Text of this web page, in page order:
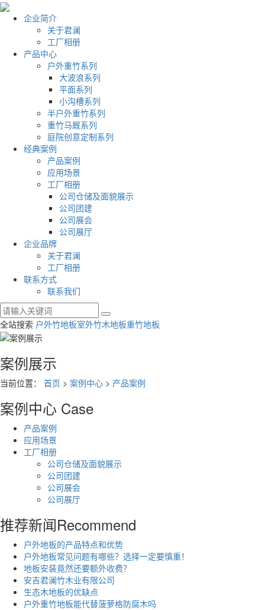
企业简介
关于君澜
工厂相册
产品中心
户外重竹系列
大波浪系列
平面系列
小沟槽系列
半户外重竹系列
重竹马厩系列
庭院创意定制系列
经典案例
产品案例
应用场景
工厂相册
公司仓储及面貌展示
公司团建
公司展会
公司展厅
企业品牌
关于君澜
工厂相册
联系方式
联系我们
全站搜索 户外竹地板室外竹木地板重竹地板
案例展示
当前位置： 首页 > 案例中心 > 产品案例
案例中心 Case
产品案例
应用场景
工厂相册
公司仓储及面貌展示
公司团建
公司展会
公司展厅
推荐新闻Recommend
户外地板的产品特点和优势
户外地板常见问题有哪些？选择一定要慎重！
地板安装竟然还要额外收费？
安吉君澜竹木业有限公司
生态木地板的优缺点
户外重竹地板能代替菠萝格防腐木吗